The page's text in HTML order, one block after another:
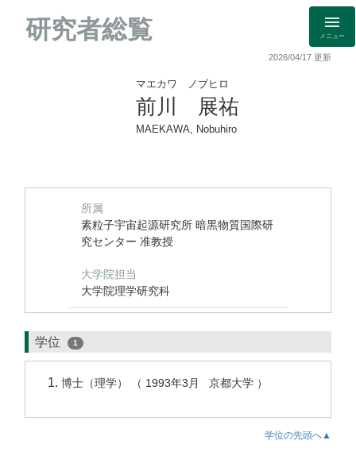
研究者総覧 メニュー
2026/04/17 更新
マエカワ ノブヒロ
前川 展祐
MAEKAWA, Nobuhiro
所属
素粒子宇宙起源研究所 暗黒物質国際研
究センター 准教授
大学院担当
大学院理学研究科
学位 1
博士（理学） （ 1993年3月 京都大学 ）
学位の先頭へ▲